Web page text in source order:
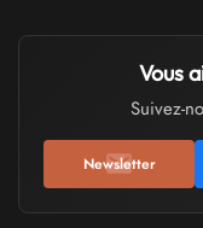
Vous
Suivez-
Newsletter